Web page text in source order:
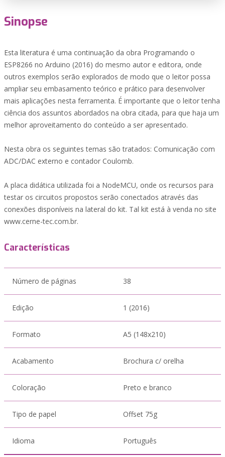
Sinopse
Esta literatura é uma continuação da obra Programando o
ESP8266 no Arduino (2016) do mesmo autor e editora, onde
outros exemplos serão explorados de modo que o leitor possa
ampliar seu embasamento teórico e prático para desenvolver
mais aplicações nesta ferramenta. É importante que o leitor tenha
ciência dos assuntos abordados na obra citada, para que haja um
melhor aproveitamento do conteúdo a ser apresentado.
Nesta obra os seguintes temas são tratados: Comunicação com
ADC/DAC externo e contador Coulomb.
A placa didática utilizada foi a NodeMCU, onde os recursos para
testar os circuitos propostos serão conectados através das
conexões disponíveis na lateral do kit. Tal kit está à venda no site
www.cerne-tec.com.br.
Características
Número de páginas 38
Edição 1 (2016)
Formato A5 (148x210)
Acabamento Brochura c/ orelha
Coloração Preto e branco
Tipo de papel Offset 75g
Idioma Português